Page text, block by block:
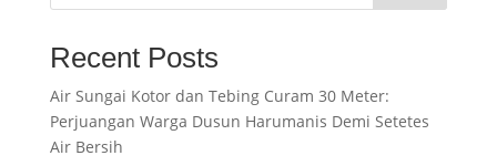
Recent Posts
Air Sungai Kotor dan Tebing Curam 30 Meter:
Perjuangan Warga Dusun Harumanis Demi Setetes
Air Bersih